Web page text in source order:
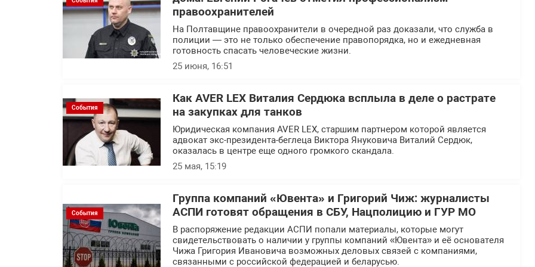
правоохранителей
На Полтавщине правоохранители в очередной раз доказали, что служба в
полиции — это не только обеспечение правопорядка, но и ежедневная
готовность спасать человеческие жизни.
25 июня, 16:51
События
Как AVER LEX Виталия Сердюка всплыла в деле о растрате
на закупках для танков
Юридическая компания AVER LEX, старшим партнером которой является
адвокат экс-президента-беглеца Виктора Януковича Виталий Сердюк,
оказалась в центре еще одного громкого скандала.
25 мая, 15:19
События
Группа компаний «Ювента» и Григорий Чиж: журналисты
АСПИ готовят обращения в СБУ, Нацполицию и ГУР МО
В распоряжение редакции АСПИ попали материалы, которые могут
свидетельствовать о наличии у группы компаний «Ювента» и её основателя
Чижа Григория Ивановича возможных деловых связей с компаниями,
связанными с российской федерацией и беларусью.